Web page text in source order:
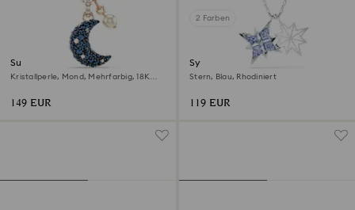
Sublima Anhänger
Kristallperle, Mond, Mehrfarbig, 18K
149 EUR
2 Farben
Symbolica Anhänger
Stern, Blau, Rhodiniert
119 EUR